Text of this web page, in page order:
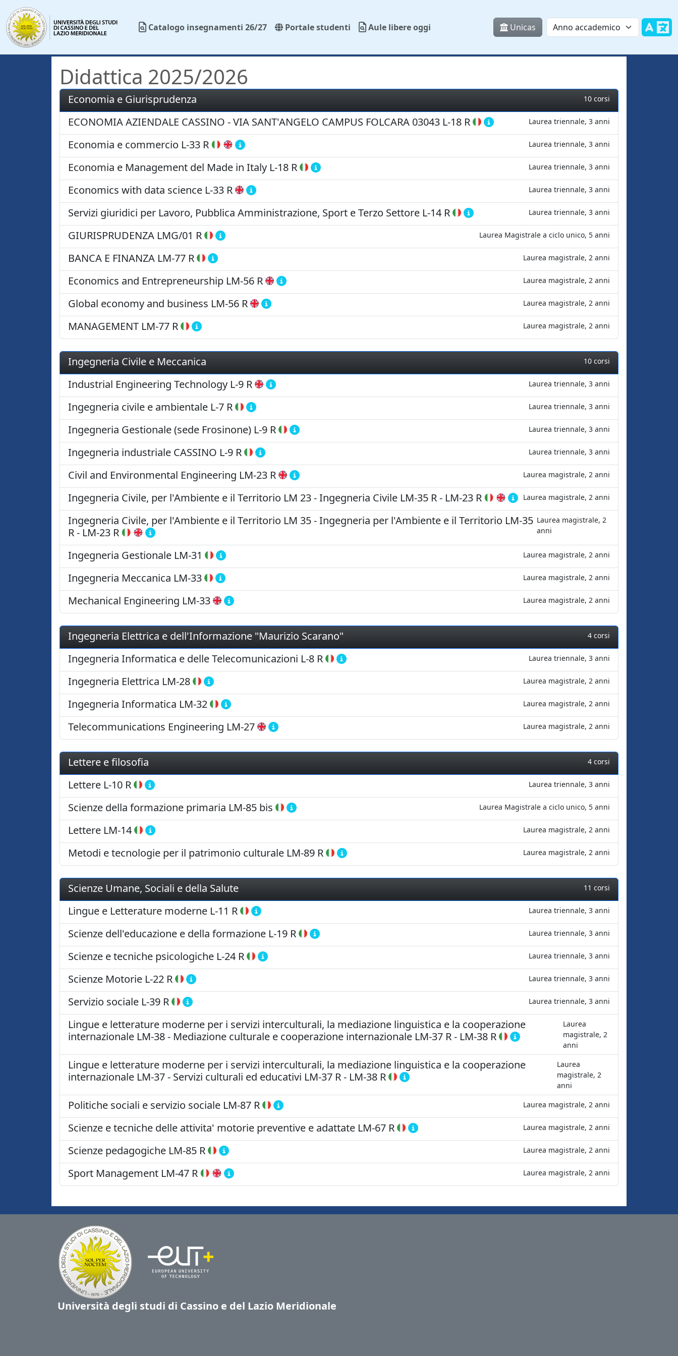
Catalogo insegnamenti 26/27 Portale studenti Aule libere oggi Unicas
Didattica 2025/2026
Economia e Giurisprudenza 10 corsi
ECONOMIA AZIENDALE CASSINO - VIA SANT'ANGELO CAMPUS FOLCARA 03043 L-18 R Laurea triennale, 3 anni
Economia e commercio L-33 R Laurea triennale, 3 anni
Economia e Management del Made in Italy L-18 R Laurea triennale, 3 anni
Economics with data science L-33 R Laurea triennale, 3 anni
Servizi giuridici per Lavoro, Pubblica Amministrazione, Sport e Terzo Settore L-14 R Laurea triennale, 3 anni
GIURISPRUDENZA LMG/01 R Laurea Magistrale a ciclo unico, 5 anni
BANCA E FINANZA LM-77 R Laurea magistrale, 2 anni
Economics and Entrepreneurship LM-56 R Laurea magistrale, 2 anni
Global economy and business LM-56 R Laurea magistrale, 2 anni
MANAGEMENT LM-77 R Laurea magistrale, 2 anni
Ingegneria Civile e Meccanica 10 corsi
Industrial Engineering Technology L-9 R Laurea triennale, 3 anni
Ingegneria civile e ambientale L-7 R Laurea triennale, 3 anni
Ingegneria Gestionale (sede Frosinone) L-9 R Laurea triennale, 3 anni
Ingegneria industriale CASSINO L-9 R Laurea triennale, 3 anni
Civil and Environmental Engineering LM-23 R Laurea magistrale, 2 anni
Ingegneria Civile, per l'Ambiente e il Territorio LM 23 - Ingegneria Civile LM-35 R- LM-23 R Laurea magistrale, 2 anni
Ingegneria Civile, per l'Ambiente e il Territorio LM 35 - Ingegneria per l'Ambiente e il Territorio LM-35
R- LM-23 R
Laurea magistrale, 2
anni
Ingegneria Gestionale LM-31 Laurea magistrale, 2 anni
Ingegneria Meccanica LM-33 Laurea magistrale, 2 anni
Mechanical Engineering LM-33 Laurea magistrale, 2 anni
Ingegneria Elettrica e dell'Informazione "Maurizio Scarano" 4 corsi
Ingegneria Informatica e delle Telecomunicazioni L-8 R Laurea triennale, 3 anni
Ingegneria Elettrica LM-28 Laurea magistrale, 2 anni
Ingegneria Informatica LM-32 Laurea magistrale, 2 anni
Telecommunications Engineering LM-27 Laurea magistrale, 2 anni
Lettere e filosofia 4 corsi
Lettere L-10 R Laurea triennale, 3 anni
Scienze della formazione primaria LM-85 bis Laurea Magistrale a ciclo unico, 5 anni
Lettere LM-14 Laurea magistrale, 2 anni
Metodi e tecnologie per il patrimonio culturale LM-89 R Laurea magistrale, 2 anni
Scienze Umane, Sociali e della Salute 11 corsi
Lingue e Letterature moderne L-11 R Laurea triennale, 3 anni
Scienze dell'educazione e della formazione L-19 R Laurea triennale, 3 anni
Scienze e tecniche psicologiche L-24 R Laurea triennale, 3 anni
Scienze Motorie L-22 R Laurea triennale, 3 anni
Servizio sociale L-39 R Laurea triennale, 3 anni
Lingue e letterature moderne per i servizi interculturali, la mediazione linguistica e la cooperazione
internazionale LM-38 - Mediazione culturale e cooperazione internazionale LM-37 R- LM-38 R
Laurea
magistrale, 2
anni
Lingue e letterature moderne per i servizi interculturali, la mediazione linguistica e la cooperazione
internazionale LM-37 - Servizi culturali ed educativi LM-37 R- LM-38 R
Laurea
magistrale, 2
anni
Politiche sociali e servizio sociale LM-87 R Laurea magistrale, 2 anni
Scienze e tecniche delle attivita' motorie preventive e adattate LM-67 R Laurea magistrale, 2 anni
Scienze pedagogiche LM-85 R Laurea magistrale, 2 anni
Sport Management LM-47 R Laurea magistrale, 2 anni
Università degli studi di Cassino e del Lazio Meridionale